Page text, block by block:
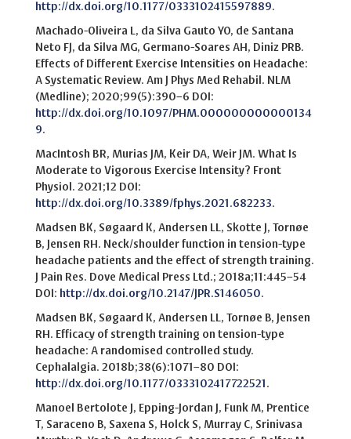
http://dx.doi.org/10.1177/0333102415597889.
Machado-Oliveira L, da Silva Gauto YO, de Santana
Neto FJ, da Silva MG, Germano-Soares AH, Diniz PRB.
Effects of Different Exercise Intensities on Headache:
A Systematic Review. Am J Phys Med Rehabil. NLM
(Medline); 2020;99(5):390–6 DOI:
http://dx.doi.org/10.1097/PHM.000000000000134
9.
MacIntosh BR, Murias JM, Keir DA, Weir JM. What Is
Moderate to Vigorous Exercise Intensity? Front
Physiol. 2021;12 DOI:
http://dx.doi.org/10.3389/fphys.2021.682233.
Madsen BK, Søgaard K, Andersen LL, Skotte J, Tornøe
B, Jensen RH. Neck/shoulder function in tension-type
headache patients and the effect of strength training.
J Pain Res. Dove Medical Press Ltd.; 2018a;11:445–54
DOI: http://dx.doi.org/10.2147/JPR.S146050.
Madsen BK, Søgaard K, Andersen LL, Tornøe B, Jensen
RH. Efficacy of strength training on tension-type
headache: A randomised controlled study.
Cephalalgia. 2018b;38(6):1071–80 DOI:
http://dx.doi.org/10.1177/0333102417722521 .
Manoel Bertolote J, Epping-Jordan J, Funk M, Prentice
T, Saraceno B, Saxena S, Holck S, Murray C, Srinivasa